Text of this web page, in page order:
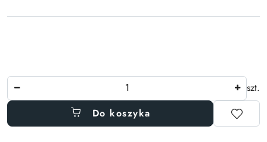
Ilość
szt.
Do koszyka